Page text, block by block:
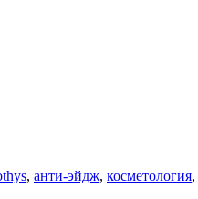
, анти-эйдж, косметология,